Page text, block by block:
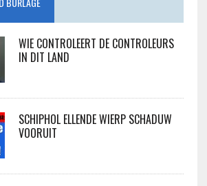
WIE CONTROLEERT DE CONTROLEURS
IN DIT LAND
SCHIPHOL ELLENDE WIERP SCHADUW
VOORUIT